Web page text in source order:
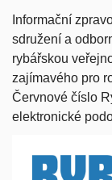
Informační
sdružení a
rybářskou
zajímavého pro
Červnové číslo
elektronické